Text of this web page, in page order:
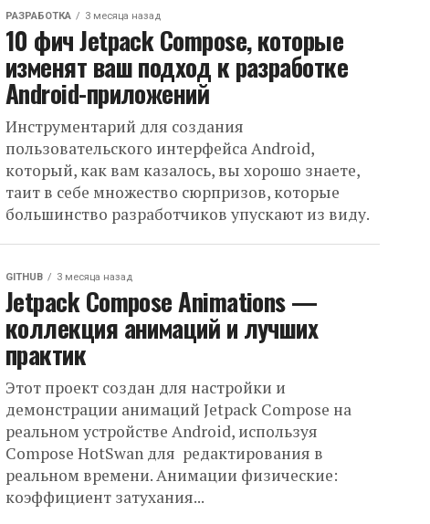
РАЗРАБОТКА 3 месяца назад
10 фич Jetpack Compose, которые
изменят ваш подход к разработке
Android-приложений
Инструментарий для создания
пользовательского интерфейса Android,
который, как вам казалось, вы хорошо знаете,
таит в себе множество сюрпризов, которые
большинство разработчиков упускают из виду.
GITHUB 3 месяца назад
Jetpack Compose Animations —
коллекция анимаций и лучших
практик
Этот проект создан для настройки и
демонстрации анимаций Jetpack Compose на
реальном устройстве Android, используя
Compose HotSwan для редактирования в
реальном времени. Анимации физические:
коэффициент затухания...